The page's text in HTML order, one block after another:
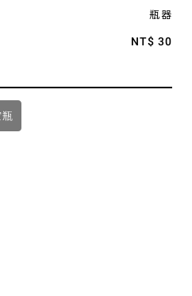
瓶器
NT$ 30
瓶